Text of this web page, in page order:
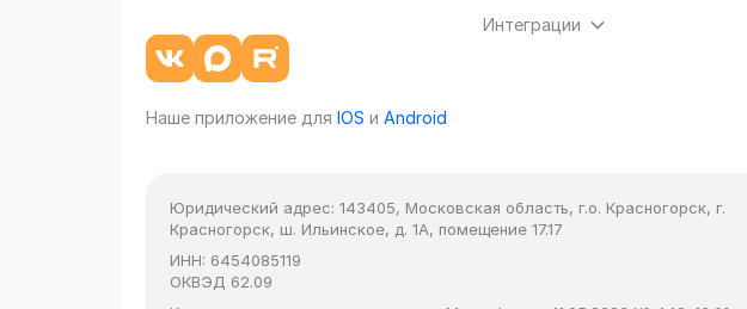
Наше приложение для IOS и Android
Интеграции
Юридический адрес: 143405, Московская область, г.о. Красногорск, г.
Красногорск, ш. Ильинское, д. 1А, помещение 17.17
ИНН: 6454085119
ОКВЭД 62.09